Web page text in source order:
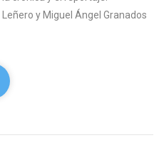
y Miguel Ángel Granados